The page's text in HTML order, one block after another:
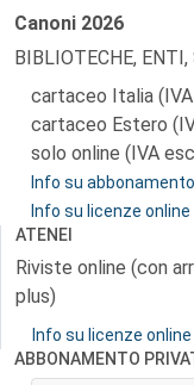
Canoni 2026
BIBLIOTECHE, ENTI,
cartaceo Italia
cartaceo Estero
solo online (IVA
Info su
Info su licenze online
ATENEI
Riviste online (con
plus)
Info su licenze online
ABBONAMENTO